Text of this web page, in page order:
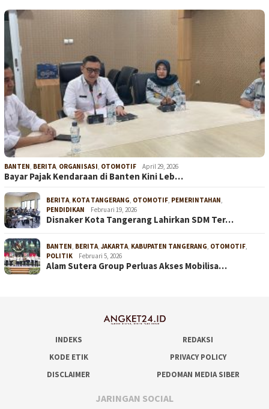
BANTEN BERITA ORGANISASI OTOMOTIF April 29, 2026
Bayar Pajak Kendaraan di Banten Kini Leb…
BERITA KOTA TANGERANG OTOMOTIF PEMERINTAHAN
PENDIDIKAN
Februari 19, 2026
Disnaker Kota Tangerang Lahirkan SDM Ter…
BANTEN BERITA JAKARTA KABUPATEN TANGERANG OTOMOTIF
POLITIK
Februari 5, 2026
Alam Sutera Group Perluas Akses Mobilisa…
INDEKS
REDAKSI
KODE ETIK
PRIVACY POLICY
DISCLAIMER
PEDOMAN MEDIA SIBER
JARINGAN SOCIAL